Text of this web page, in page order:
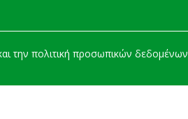
την πολιτική προσωπικών δεδομένων